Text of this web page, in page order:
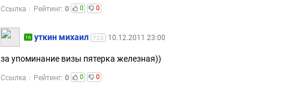
Ссылка Рейтинг: 0 0 0
16 уткин михаил 723 10.12.2011 23:00
за упоминание визы пятерка железная))
Ссылка Рейтинг: 0 0 0